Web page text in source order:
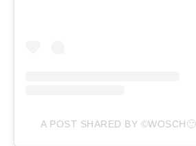
A POST SHARED BY